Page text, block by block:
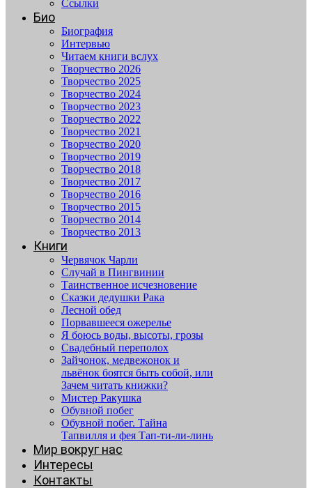
Ссылки
Био
Биография
Интервью
Читаем книги вслух
Творчество 2026
Творчество 2025
Творчество 2024
Творчество 2023
Творчество 2022
Творчество 2021
Творчество 2020
Творчество 2019
Творчество 2018
Творчество 2017
Творчество 2016
Творчество 2015
Творчество 2014
Творчество 2013
Книги
Червячок Чарли
Случай в Пингвинии
Таинственное исчезновение
Сказки дедушки Рака
Лесной обед
Порвавшееся ожерелье
Я боюсь воды, высоты, грозы
Свадебный переполох
Зайчонок, медвежонок и
львёнок боятся быть собой, или
Зачем читать книжки?
Мистер Ракушка
Обувной побег
Обувной побег. Тайна
Тапвилля и фея Тап-ти-ли-линь
Мир вокруг нас
Интересы
Контакты